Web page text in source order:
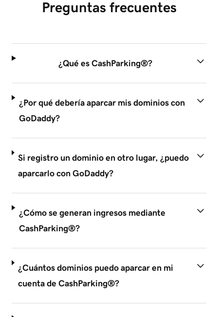
Preguntas frecuentes
¿Qué es CashParking®?
¿Por qué debería aparcar mis dominios con
GoDaddy?
Si registro un dominio en otro lugar, ¿puedo
aparcarlo con GoDaddy?
¿Cómo se generan ingresos mediante
CashParking®?
¿Cuántos dominios puedo aparcar en mi
cuenta de CashParking®?